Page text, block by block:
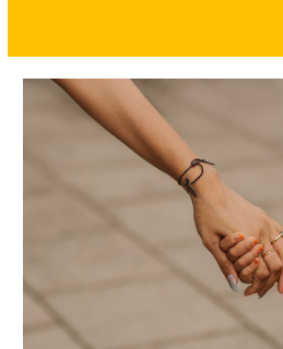
Mama,
unde
încep
eu